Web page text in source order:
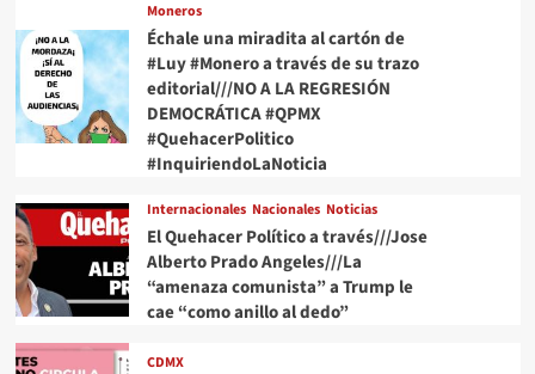
Moneros
Échale una miradita al cartón de
#Luy #Monero a través de su trazo
editorial///NO A LA REGRESIÓN
DEMOCRÁTICA #QPMX
#QuehacerPolitico
#InquiriendoLaNoticia
Internacionales Nacionales Noticias
El Quehacer Político a través///Jose
Alberto Prado Angeles///La
“amenaza comunista” a Trump le
cae “como anillo al dedo”
CDMX